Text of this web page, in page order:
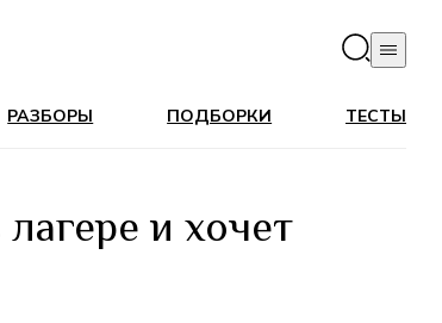
РАЗБОРЫ ПОДБОРКИ ТЕСТЫ
и хочет